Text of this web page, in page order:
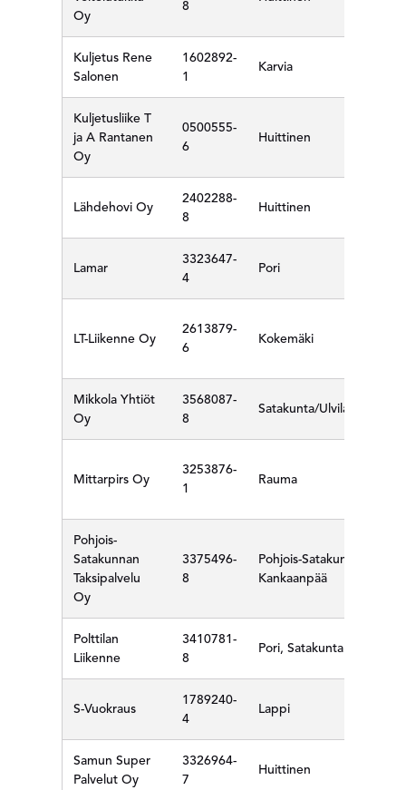
Oy
8
Kuljetus Rene
Salonen
1602892-
1
Karvia
Kuljetusliike T
ja A Rantanen
Oy
0500555-
6
Huittinen
Lähdehovi Oy
2402288-
8
Huittinen
Lamar
3323647-
4
Pori
LT-Liikenne Oy
2613879-
6
Kokemäki
Mikkola Yhtiöt
Oy
3568087-
8
Satakunta/Ulvila/Pori/
Mittarpirs Oy
3253876-
1
Rauma
Pohjois-
Satakunnan
Taksipalvelu
Oy
3375496-
8
Pohjois-Satakunta,
Kankaanpää
Polttilan
Liikenne
3410781-
8
Pori, Satakunta
S-Vuokraus
1789240-
4
Lappi
Samun Super
Palvelut Oy
3326964-
7
Huittinen